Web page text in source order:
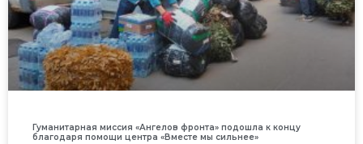
Гуманитарная миссия «Ангелов фронта» подошла к концу
благодаря помощи центра «Вместе мы сильнее»